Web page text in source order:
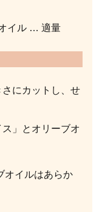
イル … 適量
にカットし、せ
」とオリーブオ
オイルはあらか